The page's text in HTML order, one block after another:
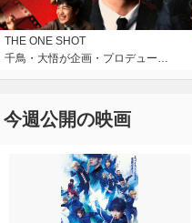
THE ONE SHOT
千鳥・大悟が企画・プロデュー…
今週公開の映画